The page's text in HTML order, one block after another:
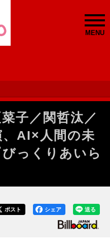
MENU
子／関哲汰／
AI×人間の未
っくりあいら
送る
シェア
ポスト